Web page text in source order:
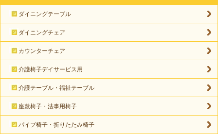
ダイニングテーブル
ダイニングチェア
カウンターチェア
介護椅子デイサービス用
介護テーブル・福祉テーブル
座敷椅子・法事用椅子
パイプ椅子・折りたたみ椅子